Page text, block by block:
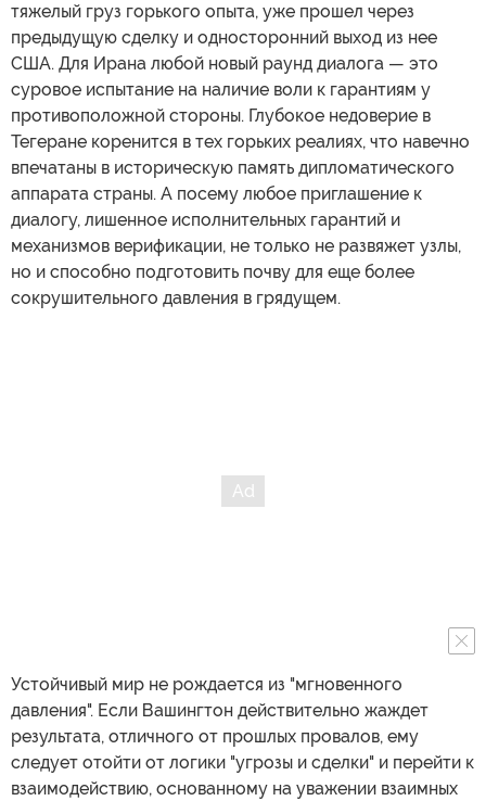
тяжелый груз горького опыта, уже прошел через
предыдущую сделку и односторонний выход из нее
США. Для Ирана любой новый раунд диалога — это
суровое испытание на наличие воли к гарантиям у
противоположной стороны. Глубокое недоверие в
Тегеране коренится в тех горьких реалиях, что навечно
впечатаны в историческую память дипломатического
аппарата страны. А посему любое приглашение к
диалогу, лишенное исполнительных гарантий и
механизмов верификации, не только не развяжет узлы,
но и способно подготовить почву для еще более
сокрушительного давления в грядущем.
Устойчивый мир не рождается из "мгновенного
давления". Если Вашингтон действительно жаждет
результата, отличного от прошлых провалов, ему
следует отойти от логики "угрозы и сделки" и перейти к
взаимодействию, основанному на уважении взаимных